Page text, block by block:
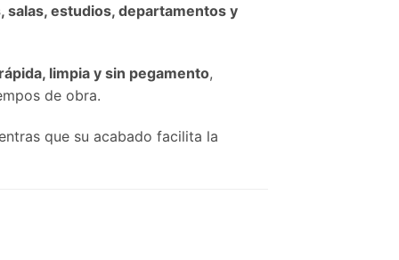
salas, estudios, departamentos y
rápida, limpia y sin pegamento,
de obra.
que su acabado facilita la